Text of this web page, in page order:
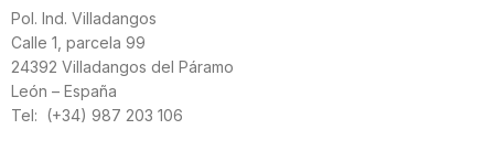
Pol. Ind. Villadangos
Calle 1, parcela 99
24392 Villadangos del Páramo
León – España
Tel: (+34) 987 203 106